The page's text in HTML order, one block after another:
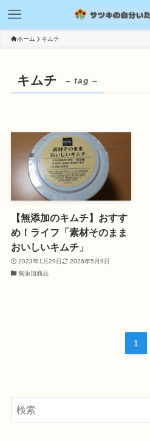
ホーム キムチ
キムチ – tag –
【無添加のキムチ】おすす
め！ライフ「素材そのまま
おいしいキムチ」
2023年1月29日
2026年5月9日
無添加商品
1